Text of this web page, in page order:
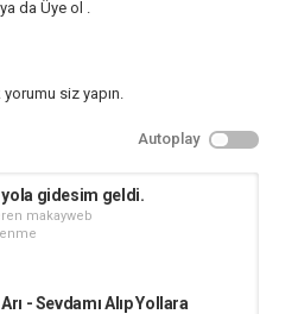
????: BoJack Horseman
zarfında hatalarıyla yüzleşmek ve
BoJack, kefarete yavaş yavaş
ya da Üye ol .
siz yapın.
Autoplay
yola gidesim geldi.
makayweb
- Sevdamı Alıp Yollara